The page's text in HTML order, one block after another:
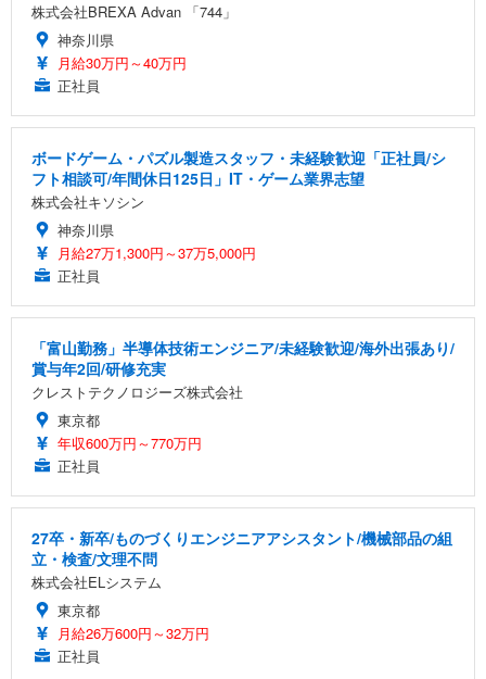
株式会社BREXA Advan 「744」
神奈川県
月給30万円～40万円
正社員
ボードゲーム・パズル製造スタッフ・未経験歓迎「正社員/シ
フト相談可/年間休日125日」IT・ゲーム業界志望
株式会社キソシン
神奈川県
月給27万1,300円～37万5,000円
正社員
「富山勤務」半導体技術エンジニア/未経験歓迎/海外出張あり/
賞与年2回/研修充実
クレストテクノロジーズ株式会社
東京都
年収600万円～770万円
正社員
27卒・新卒/ものづくりエンジニアアシスタント/機械部品の組
立・検査/文理不問
株式会社ELシステム
東京都
月給26万600円～32万円
正社員